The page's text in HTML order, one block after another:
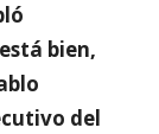
bien,
del